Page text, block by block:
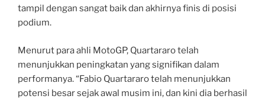
tampil dengan sangat baik dan akhirnya finis di posisi
podium.
Menurut para ahli MotoGP, Quartararo telah
menunjukkan peningkatan yang signifikan dalam
performanya. “Fabio Quartararo telah menunjukkan
potensi besar sejak awal musim ini, dan kini dia berhasil